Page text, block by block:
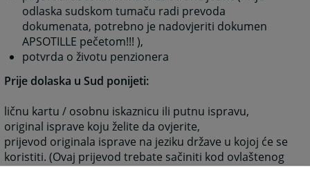
odlaska sudskom tumaču radi prevoda
dokumenata, potrebno je nadovjeriti dokumen
APSOTILLE pečetom!!! ),
potvrda o životu penzionera
Prije dolaska u Sud ponijeti:
ličnu kartu / osobnu iskaznicu ili putnu ispravu,
original isprave koju želite da ovjerite,
prijevod originala isprave na jeziku države u kojoj će se
koristiti. (Ovaj prijevod trebate sačiniti kod ovlaštenog